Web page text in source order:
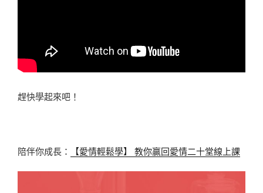
趕快學起來吧！
陪伴你成長： 【愛情輕鬆學】 教你贏回愛情二十堂線上課